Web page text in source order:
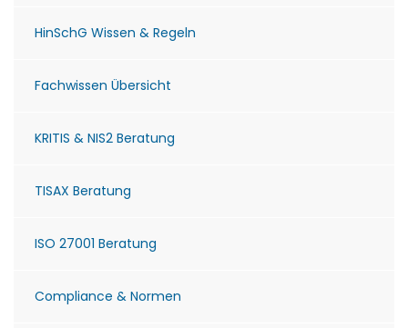
HinSchG Wissen & Regeln
Fachwissen Übersicht
KRITIS & NIS2 Beratung
TISAX Beratung
ISO 27001 Beratung
Compliance & Normen